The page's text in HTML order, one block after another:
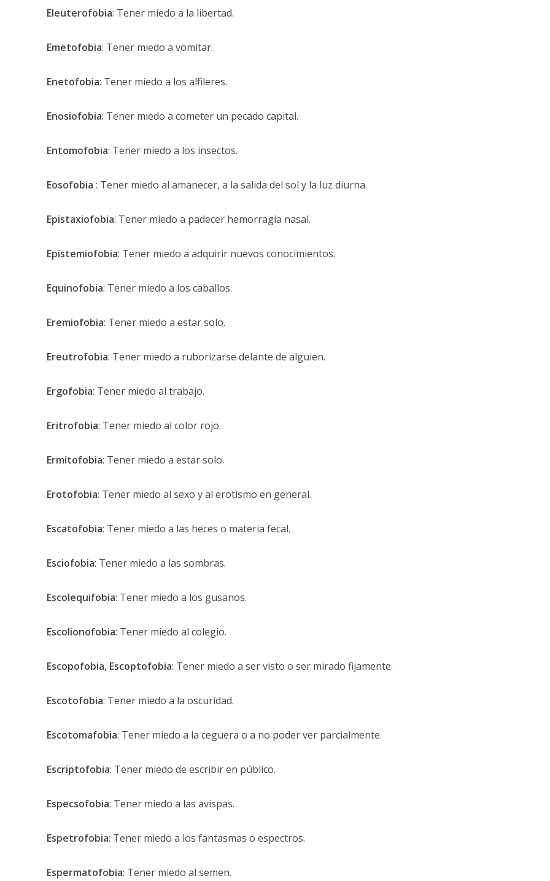
Eleuterofobia: Tener miedo a la libertad.
Emetofobia: Tener miedo a vomitar.
Enetofobia: Tener miedo a los alfileres.
Enosiofobia: Tener miedo a cometer un pecado capital.
Entomofobia: Tener miedo a los insectos.
Eosofobia : Tener miedo al amanecer, a la salida del sol y la luz diurna.
Epistaxiofobia: Tener miedo a padecer hemorragia nasal.
Epistemiofobia: Tener miedo a adquirir nuevos conocimientos.
Equinofobia: Tener miedo a los caballos.
Eremiofobia: Tener miedo a estar solo.
Ereutrofobia: Tener miedo a ruborizarse delante de alguien.
Ergofobia: Tener miedo al trabajo.
Eritrofobia: Tener miedo al color rojo.
Ermitofobia: Tener miedo a estar solo.
Erotofobia: Tener miedo al sexo y al erotismo en general.
Escatofobia: Tener miedo a las heces o materia fecal.
Esciofobia: Tener miedo a las sombras.
Escolequifobia: Tener miedo a los gusanos.
Escolionofobia: Tener miedo al colegio.
Escopofobia, Escoptofobia: Tener miedo a ser visto o ser mirado fijamente.
Escotofobia: Tener miedo a la oscuridad.
Escotomafobia: Tener miedo a la ceguera o a no poder ver parcialmente.
Escriptofobia: Tener miedo de escribir en público.
Especsofobia: Tener miedo a las avispas.
Espetrofobia: Tener miedo a los fantasmas o espectros.
Espermatofobia: Tener miedo al semen.